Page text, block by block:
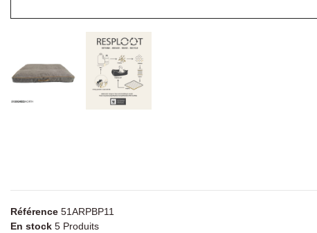
Référence 51ARPBP11
En stock 5 Produits